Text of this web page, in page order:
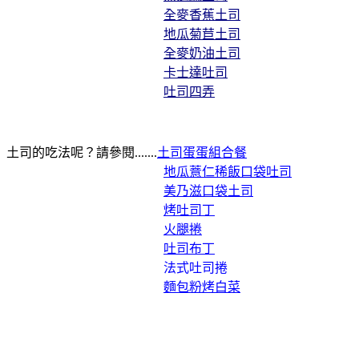
全麥香蕉土司
地瓜菊苣土司
全麥奶油土司
卡士達吐司
吐司四弄
土司的吃法呢？請參閱.......土司蛋蛋組合餐
地瓜薏仁稀飯口袋吐司
美乃滋口袋土司
烤吐司丁
火腿捲
吐司布丁
法式吐司捲
麵包粉烤白菜